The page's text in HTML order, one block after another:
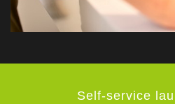
Self-service